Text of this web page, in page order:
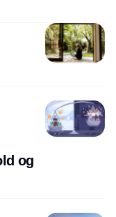
og